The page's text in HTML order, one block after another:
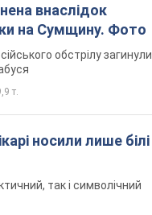
внаслідок
на Сумщину. Фото
обстрілу загинули
т.
носили лише білі
так і символічний